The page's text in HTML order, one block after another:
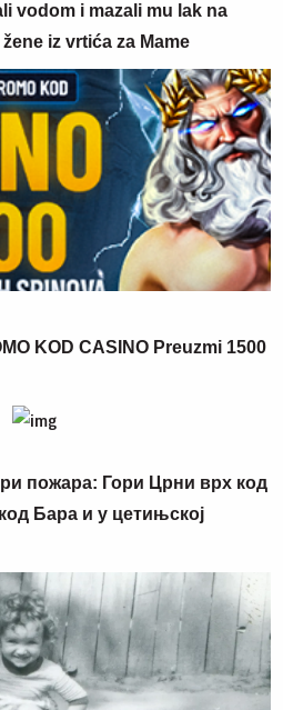
vodom i mazali mu lak na
iz vrtića za Mame
KOD CASINO Preuzmi 1500
пожара: Гори Црни врх код
Бара и у цетињској